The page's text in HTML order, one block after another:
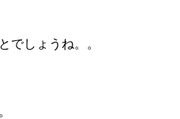
でしょうね。。